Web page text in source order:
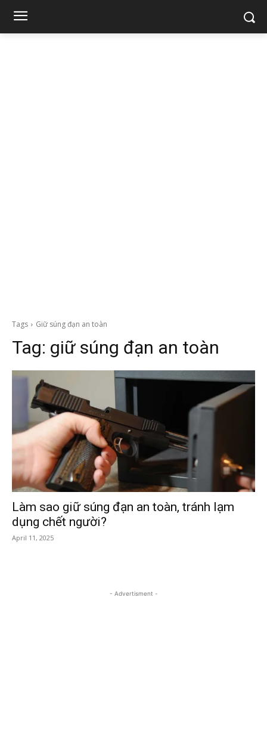
Tags Giữ súng đạn an toàn
Tag: giữ súng đạn an toàn
Làm sao giữ súng đạn an toàn, tránh lạm
dụng chết người?
April 11, 2025
- Advertisment -